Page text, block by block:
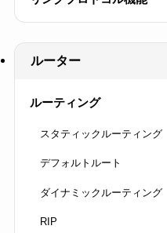
ルーター
ルーティング
スタティックルーティング
デフォルトルート
ダイナミックルーティング
RIP